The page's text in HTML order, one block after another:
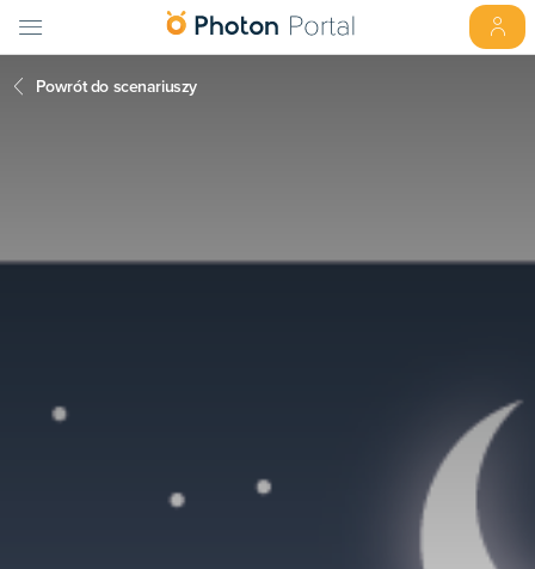
Powrót do scenariuszy